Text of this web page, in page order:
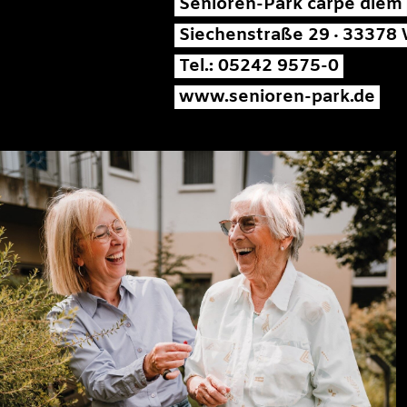
Siechenstraße 29 ·
Tel.: 05242 9575-0
www.senioren-park.de